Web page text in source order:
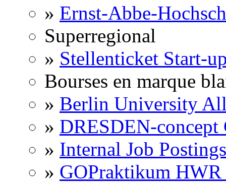
» Ernst-Abbe-
Superregional
» Stellenticket Start-
Bourses en marque
» Berlin University
» DRESDEN-concept
» Internal Job
» GOPraktikum